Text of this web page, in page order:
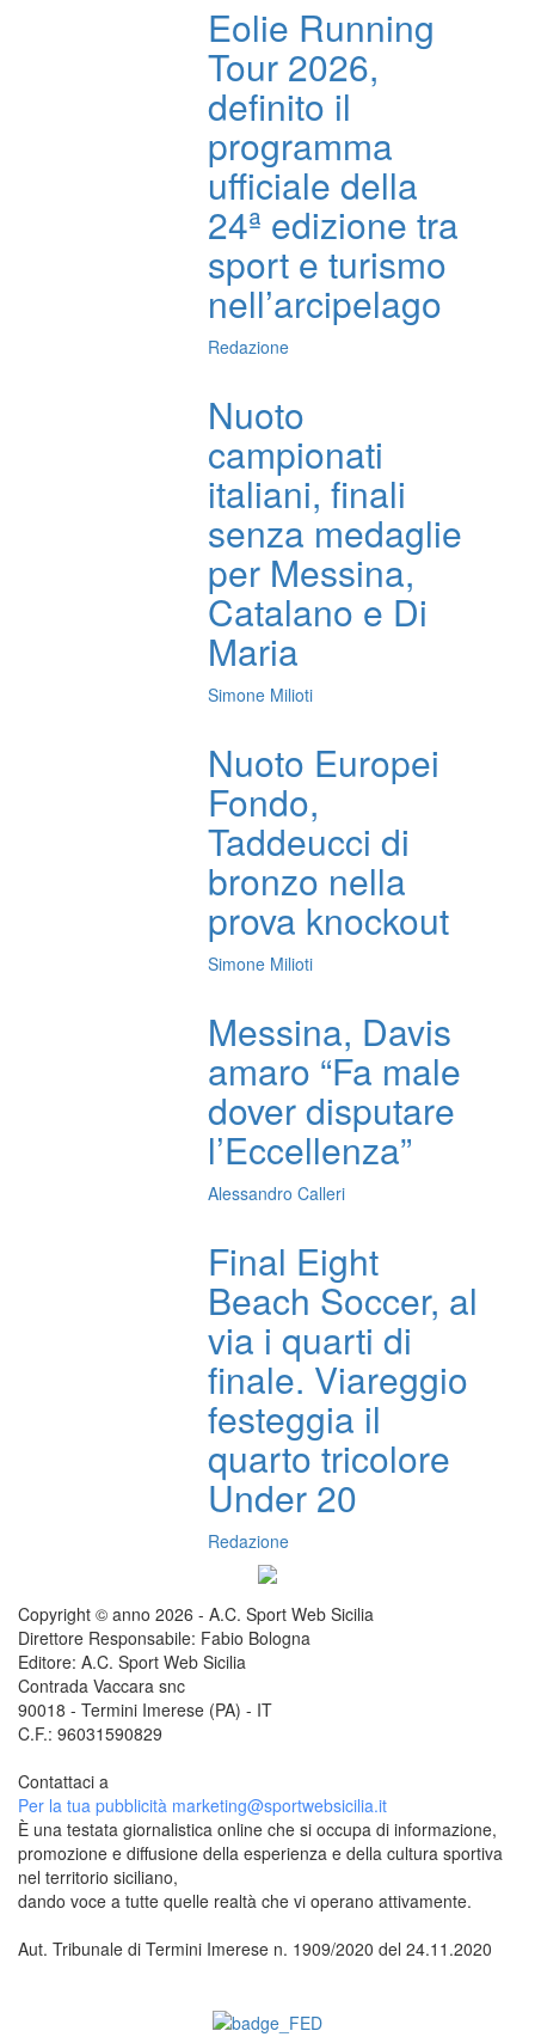
Eolie Running
Tour 2026,
definito il
programma
ufficiale della
24ª edizione tra
sport e turismo
nell’arcipelago
Redazione
Nuoto
campionati
italiani, finali
senza medaglie
per Messina,
Catalano e Di
Maria
Simone Milioti
Nuoto Europei
Fondo,
Taddeucci di
bronzo nella
prova knockout
Simone Milioti
Messina, Davis
amaro “Fa male
dover disputare
l’Eccellenza”
Alessandro Calleri
Final Eight
Beach Soccer, al
via i quarti di
finale. Viareggio
festeggia il
quarto tricolore
Under 20
Redazione
Copyright © anno 2026 - A.C. Sport Web Sicilia
Direttore Responsabile: Fabio Bologna
Editore: A.C. Sport Web Sicilia
Contrada Vaccara snc
90018 - Termini Imerese (PA) - IT
C.F.: 96031590829
Contattaci a
Per la tua pubblicità marketing@sportwebsicilia.it
È una testata giornalistica online che si occupa di informazione,
promozione e diffusione della esperienza e della cultura sportiva
nel territorio siciliano,
dando voce a tutte quelle realtà che vi operano attivamente.
Aut. Tribunale di Termini Imerese n. 1909/2020 del 24.11.2020